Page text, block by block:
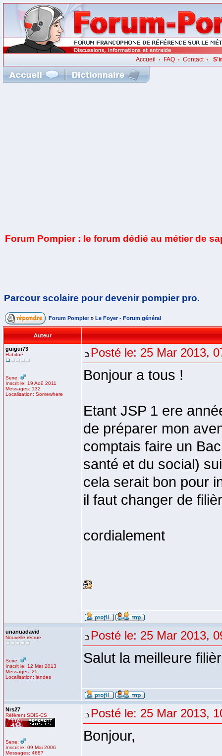
Accueil • FAQ• Contact•
Forum Pompier : le forum dédié au métier de
Parcour scolaire pour devenir pompier pro.
Forum Pompier » Le Foyer - Forum général
Auteur
guigui73
Habitué
Sexe:
Inscrit le: 19 Aoû 2011
Messages: 132
Localisation: Somewhere
Posté le: 25 Mar 2013,
Bonjour a tous !
Etant JSP 1 ere
de préparer mon
comptais faire un
santé et du social)
cela serait bon pour
il faut changer de
cordialement
unanuadavid
Nouvelle recrue
Sexe:
Inscrit le: 12 Mar 2013
Messages: 25
Localisation: landes
Posté le: 25 Mar 2013,
Salut la meilleure
Nrs27
Référent SDIS-CS
Sexe:
Inscrit le: 09 Mai 2006
Messages: 4687
Posté le: 25 Mar 2013,
Bonjour,